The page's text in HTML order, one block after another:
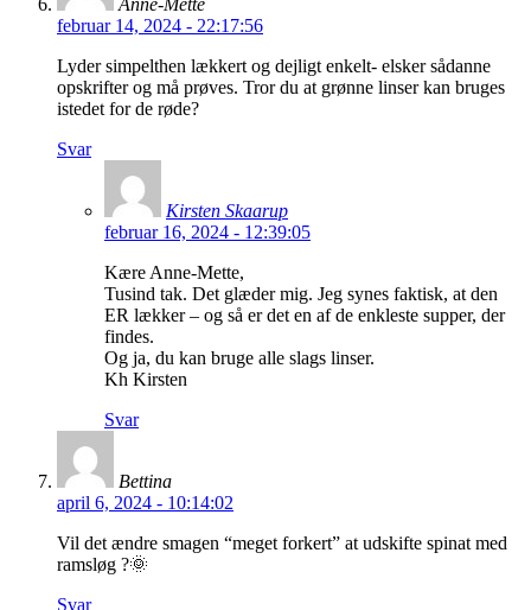
februar 14, 2024 - 22:17:56
Lyder simpelthen lækkert og dejligt enkelt- elsker sådanne
opskrifter og må prøves. Tror du at grønne linser kan bruges
istedet for de røde?
Svar
Kirsten Skaarup
februar 16, 2024 - 12:39:05
Kære Anne-Mette,
Tusind tak. Det glæder mig. Jeg synes faktisk, at den
ER lækker – og så er det en af de enkleste supper, der
findes.
Og ja, du kan bruge alle slags linser.
Kh Kirsten
Svar
Bettina
april 6, 2024 - 10:14:02
Vil det ændre smagen “meget forkert” at udskifte spinat med
ramsløg ?🌞
Svar